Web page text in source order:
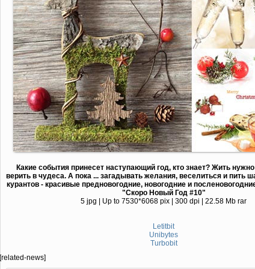
Какие события принесет наступающий год, кто знает? Жить
верить в чудеса. А пока ... загадывать желания, веселиться и пить
курантов - красивые предновогодние, новогодние и
"Скоро Новый Год #10"
5 jpg | Up to 7530*6068 pix | 300 dpi | 22.58 Mb rar
Letitbit
Unibytes
Turbobit
[related-news]